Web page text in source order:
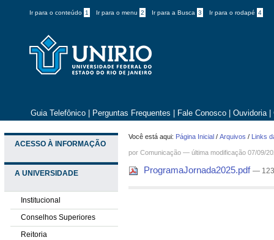
Ir para o conteúdo 1 Ir para o menu 2 Ir para a Busca 3 Ir para o rodapé 4
Guia Telefônico Perguntas Frequentes Fale Conosco Ouvidoria
ACESSO À INFORMAÇÃO
A UNIVERSIDADE
Institucional
Conselhos Superiores
Reitoria
Você está aqui: Página Inicial /Arquivos / Links
porComunicação —última modificação 07/09/
ProgramaJornada2025.pdf—